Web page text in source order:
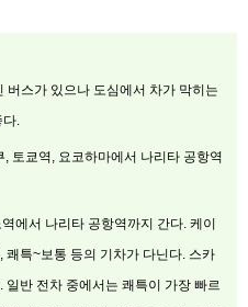
버스가 있으나 도심에서 차가 막히는
다.
토쿄역, 요코하마에서 나리타 공항역
에서 나리타 공항역까지 간다. 케이
특~보통 등의 기차가 다닌다. 스카
반 전차 중에서는 쾌특이 가장 빠르